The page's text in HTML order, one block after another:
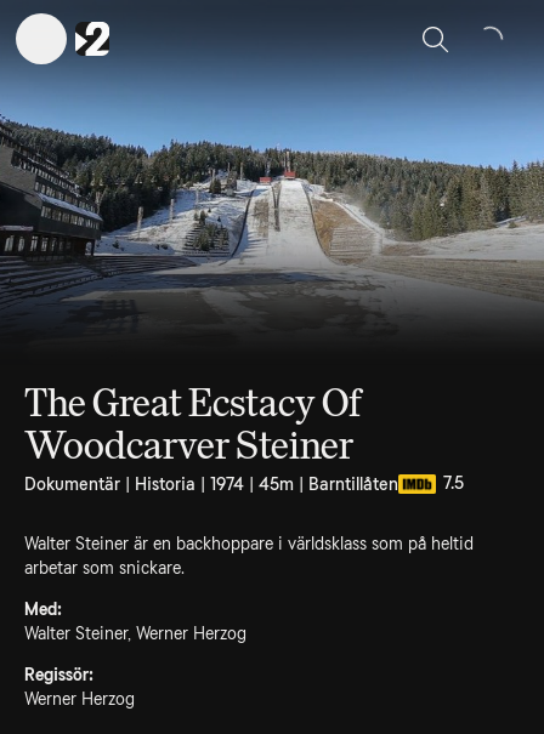
Sök
The Great Ecstacy Of
Woodcarver Steiner
Dokumentär | Historia | 1974 | 45m | Barntillåten 7.5
Walter Steiner är en backhoppare i världsklass som på heltid
arbetar som snickare.
Med:
Walter Steiner, Werner Herzog
Regissör:
Werner Herzog